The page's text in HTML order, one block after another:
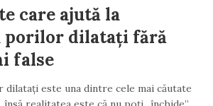
care ajută la
porilor dilatați fără
false
dilatați este una dintre cele mai căutate